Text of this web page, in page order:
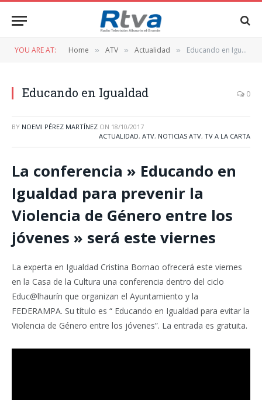
YOU ARE AT: Home » ATV » Actualidad » Educando en Igualdad
Educando en Igualdad 0
BY NOEMI PÉREZ MARTÍNEZ ON 18/10/2017
ACTUALIDAD, ATV, NOTICIAS ATV, TV A LA CARTA
La conferencia » Educando en
Igualdad para prevenir la
Violencia de Género entre los
jóvenes » será este viernes
La experta en Igualdad Cristina Bornao ofrecerá este viernes
en la Casa de la Cultura una conferencia dentro del ciclo
Educ@lhaurín que organizan el Ayuntamiento y la
FEDERAMPA. Su título es “ Educando en Igualdad para evitar la
Violencia de Género entre los jóvenes”. La entrada es gratuita.